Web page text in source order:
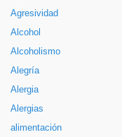
Agresividad
Alcohol
Alcoholismo
Alegría
Alergia
Alergias
alimentación